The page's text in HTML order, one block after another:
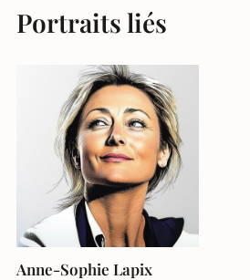
Portraits liés
Anne-Sophie Lapix